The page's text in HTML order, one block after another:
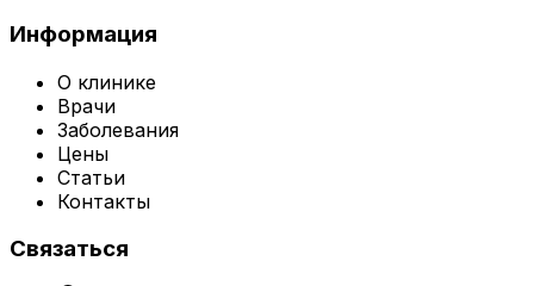
Информация
О клинике
Врачи
Заболевания
Цены
Статьи
Контакты
Связаться